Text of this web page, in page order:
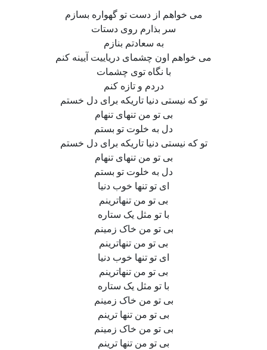
می خواهم از دست تو گهواره بسازم
سر بذارم روی دستات
به سعادتم بنازم
می خواهم اون چشمای دریاییت آیینه کنم
با نگاه توی چشمات
دردم و تازه کنم
تو که نیستی دنیا تاریکه برای دل خستم
بی تو من تنهای تنهام
دل به خلوت تو بستم
تو که نیستی دنیا تاریکه برای دل خستم
بی تو من تنهای تنهام
دل به خلوت تو بستم
ای تو تنها خوب دنیا
بی تو من تنهاترینم
با تو مثل یک ستاره
بی تو من خاک زمینم
بی تو من تنهاترینم
ای تو تنها خوب دنیا
بی تو من تنهاترینم
با تو مثل یک ستاره
بی تو من خاک زمینم
بی تو من تنها ترینم
بی تو من خاک زمینم
بی تو من تنها ترینم